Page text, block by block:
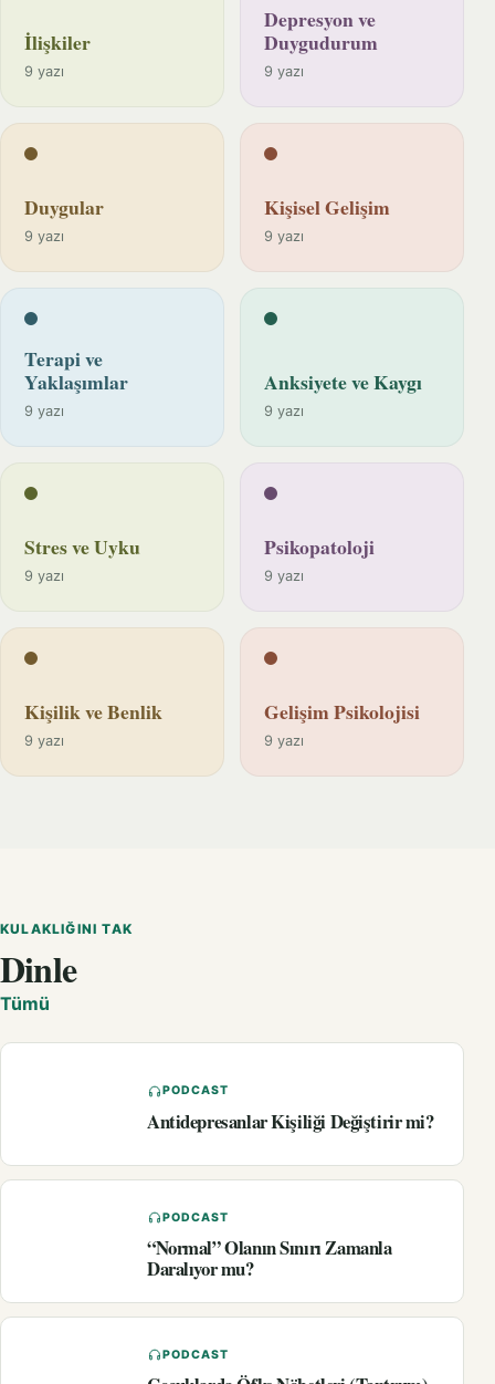
İlişkiler
9 yazı
Depresyon ve
Duygudurum
9 yazı
Duygular
9 yazı
Kişisel Gelişim
9 yazı
Terapi ve
Yaklaşımlar
9 yazı
Anksiyete ve Kaygı
9 yazı
Stres ve Uyku
9 yazı
Psikopatoloji
9 yazı
Kişilik ve Benlik
9 yazı
Gelişim Psikolojisi
9 yazı
KULAKLIĞINI TAK
Dinle
Tümü
PODCAST
Antidepresanlar Kişiliği Değiştirir mi?
PODCAST
“Normal” Olanın Sınırı Zamanla
Daralıyor mu?
PODCAST